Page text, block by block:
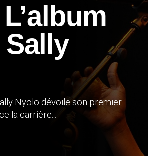
Nyolo dévoile son premier
la carrière...